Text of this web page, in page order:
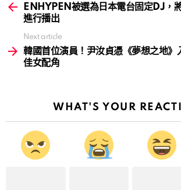
moreENHYPEN被選為日本電台固定DJ，
進行播出
Next article
韓國首位演員！尹汝貞憑《夢想之地》
佳女配角
WHAT'S YOUR